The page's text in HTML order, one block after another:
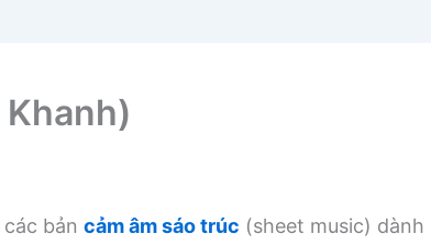
bản cảm âm sáo trúc (sheet music) dành